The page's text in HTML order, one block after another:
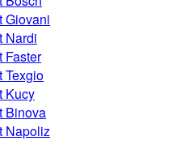
Giovani
Nardi
Faster
Texgio
Kucy
Binova
Napoliz